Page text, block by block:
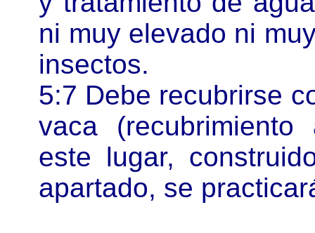
ni muy elevado ni
insectos.
5:7 Debe recubrirse
vaca (recubrimiento
este lugar,
apartado, se